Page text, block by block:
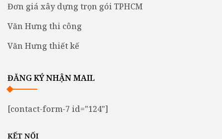
Đơn giá xây dựng trọn gói TPHCM
Văn Hưng thi công
Văn Hưng thiết kế
ĐĂNG KÝ NHẬN MAIL
[contact-form-7 id="124"]
KẾT NỐI